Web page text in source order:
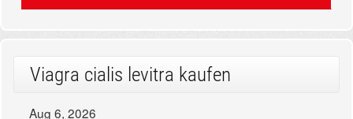
Viagra cialis levitra kaufen
Aug 6, 2026